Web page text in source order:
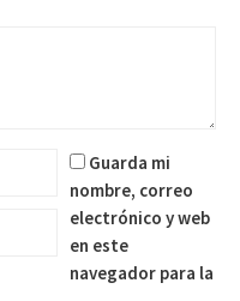
Guarda mi
nombre, correo
electrónico y web
en este
navegador para la